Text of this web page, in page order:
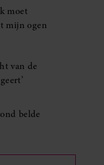
moet
mijn ogen
van de
belde